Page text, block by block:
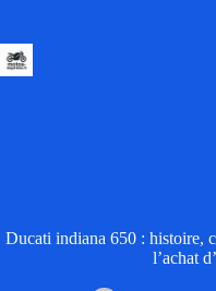
contenu
Ducati indiana 650 : histoire,
l’achat